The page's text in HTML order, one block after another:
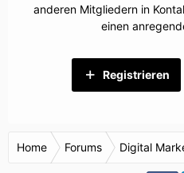
anderen Mitgliedern in
einen
Registrieren
Home Forums Digital